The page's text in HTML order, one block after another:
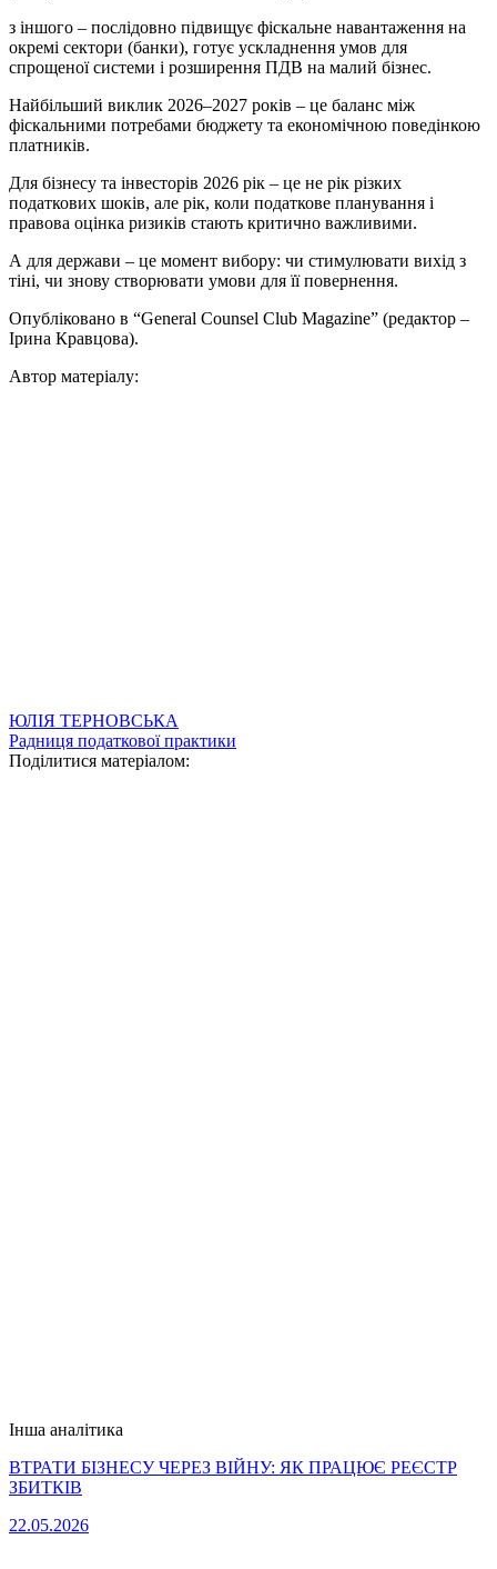
з іншого – послідовно підвищує фіскальне навантаження на
окремі сектори (банки), готує ускладнення умов для
спрощеної системи і розширення ПДВ на малий бізнес.
Найбільший виклик 2026–2027 років – це баланс між
фіскальними потребами бюджету та економічною поведінкою
платників.
Для бізнесу та інвесторів 2026 рік – це не рік різких
податкових шоків, але рік, коли податкове планування і
правова оцінка ризиків стають критично важливими.
А для держави – це момент вибору: чи стимулювати вихід з
тіні, чи знову створювати умови для її повернення.
Опубліковано в “General Counsel Club Magazine” (редактор –
Ірина Кравцова).
Автор матеріалу:
ЮЛІЯ ТЕРНОВСЬКА
Радниця податкової практики
Поділитися матеріалом:
Інша аналітика
ВТРАТИ БІЗНЕСУ ЧЕРЕЗ ВІЙНУ: ЯК ПРАЦЮЄ РЕЄСТР
ЗБИТКІВ
22.05.2026